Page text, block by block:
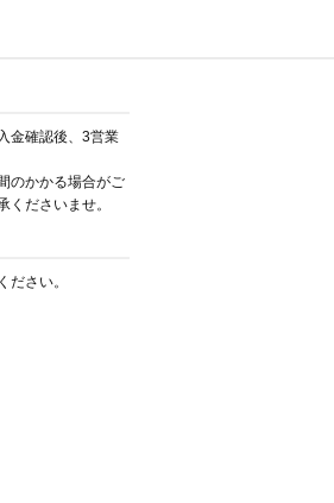
金確認後、3営業
のかかる場合がご
くださいませ。
ださい。